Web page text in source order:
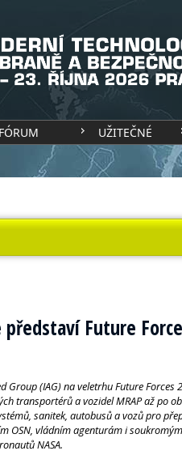
FÓRUM UŽITEČNÉ
představí Future
(IAG) na veletrhu Future Forces
transportérů a vozidel MRAP až po
sanitek, autobusů a vozů pro
OSN, vládním agenturám i
NASA.